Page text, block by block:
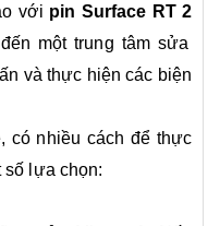
với pin Surface RT 2
một trung tâm sửa
và thực hiện các biện
có nhiều cách để thực
số lựa chọn: